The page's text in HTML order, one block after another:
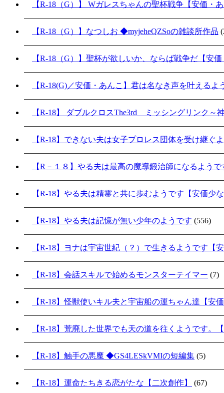
【R-18（G）】 Wガレスちゃんの聖杯戦争【安価・
【R-18（G）】なつしお ◆myjeheQZSoの雑談所作品
【R-18（G）】聖杯が欲しいか、ならば戦争だ【安
【R-18(G)／安価・あんこ】君は名なき声を叶える
【R-18】 ダブルクロスThe3rd ミッシングリンク～
【R-18】できない夫は女子プロレス団体を受け継ぐ
【R－１８】やる夫は最高の魔導鍛治師になるよう
【R-18】やる夫は精霊と共に歩むようです【安価少
【R-18】やる夫は記憶が無い少年のようです (556)
【R-18】ヨナは宇宙世紀（？）で生きるようです【
【R-18】会話スキルで始めるモンスターテイマー (7)
【R-18】怪獣使いキル夫と宇宙船の運ちゃん達【安
【R-18】荒廃した世界でも天の道を往くようです。
【R-18】触手の悪魔 ◆GS4LESkVMIの短編集 (5)
【R-18】運命たちきる恋がたな【二次創作】 (67)